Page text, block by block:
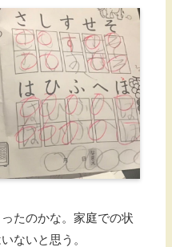
たのかな。家庭での状
ないと思う。